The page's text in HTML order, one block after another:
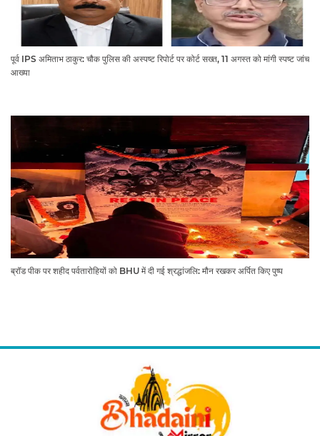
पूर्व IPS अमिताभ ठाकुर: चौक पुलिस की अस्पष्ट रिपोर्ट पर कोर्ट सख्त, 11 अगस्त को मांगी स्पष्ट जांच
आख्या
ब्रॉड पीक पर शहीद पर्वतारोहियों को BHU में दी गई श्रद्धांजलि: मौन रखकर अर्पित किए पुष्प